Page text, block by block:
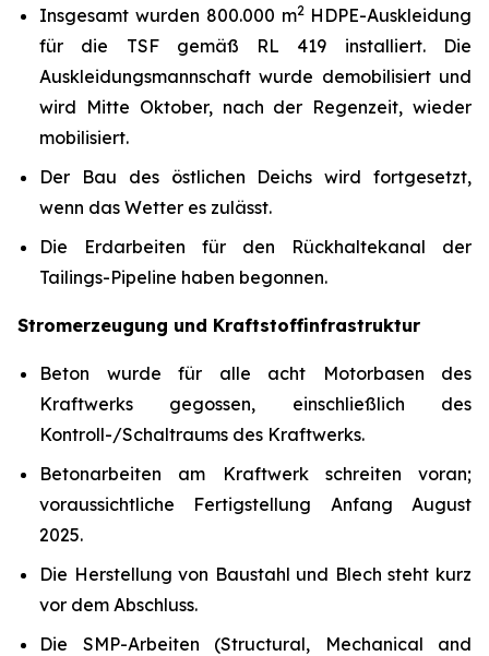
Insgesamt wurden 800.000 m2 HDPE-Auskleidung
für die TSF gemäß RL 419 installiert. Die
Auskleidungsmannschaft wurde demobilisiert und
wird Mitte Oktober, nach der Regenzeit, wieder
mobilisiert.
Der Bau des östlichen Deichs wird fortgesetzt,
wenn das Wetter es zulässt.
Die Erdarbeiten für den Rückhaltekanal der
Tailings-Pipeline haben begonnen.
Stromerzeugung und Kraftstoffinfrastruktur
Beton wurde für alle acht Motorbasen des
Kraftwerks gegossen, einschließlich des
Kontroll-/Schaltraums des Kraftwerks.
Betonarbeiten am Kraftwerk schreiten voran;
voraussichtliche Fertigstellung Anfang August
2025.
Die Herstellung von Baustahl und Blech steht kurz
vor dem Abschluss.
Die SMP-Arbeiten (Structural, Mechanical and